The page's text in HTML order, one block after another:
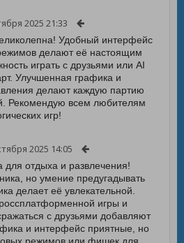
2025 21:33
Удобный интерфейс
делают её настоящим
играть с друзьями или AI
Улучшенная графика и
делают каждую партию
Рекомендую всем любителям
игр!
2025 14:05
для отдыха и развлечения!
но умение предугадывать
делает её увлекательной.
игры и
с друзьями добавляют
и интерфейс приятные, но